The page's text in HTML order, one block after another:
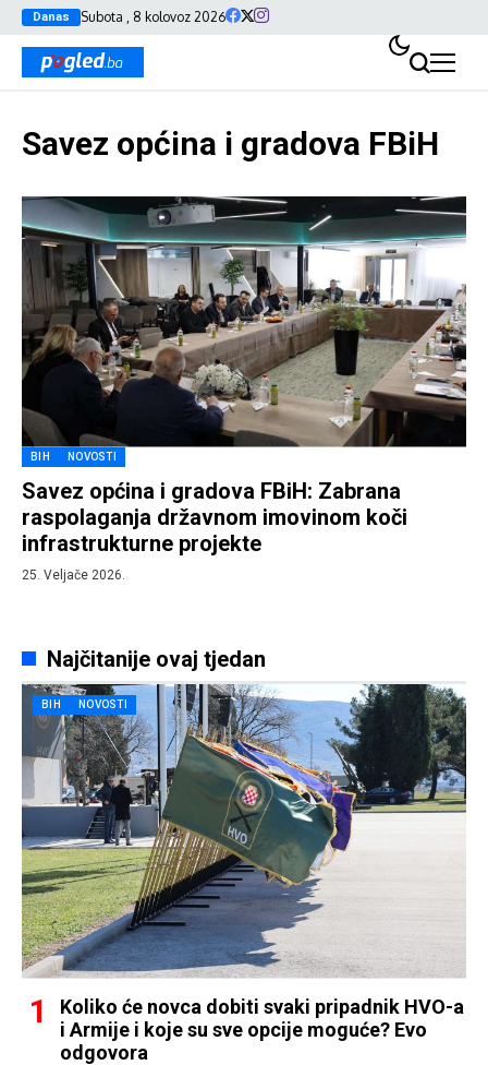
Danas Subota , 8 kolovoz 2026
Savez općina i gradova FBiH
BIH NOVOSTI
Savez općina i gradova FBiH: Zabrana
raspolaganja državnom imovinom koči
infrastrukturne projekte
25. Veljače 2026.
Najčitanije ovaj tjedan
BIH NOVOSTI
Koliko će novca dobiti svaki pripadnik HVO-a
i Armije i koje su sve opcije moguće? Evo
odgovora